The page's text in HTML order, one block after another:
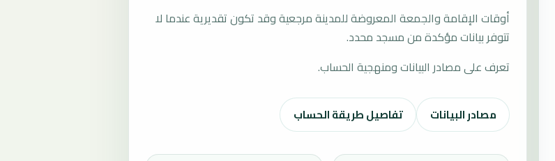
أوقات الإقامة والجمعة المعروضة للمدينة مرجعية وقد تكون تقديرية عندما لا
تتوفر بيانات مؤكدة من مسجد محدد.
تعرف على مصادر البيانات ومنهجية الحساب.
مصادر البيانات تفاصيل طريقة الحساب